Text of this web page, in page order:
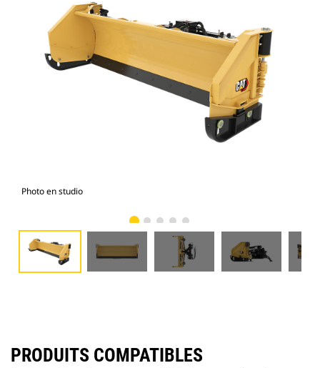
Photo en studio
PRODUITS COMPATIBLES